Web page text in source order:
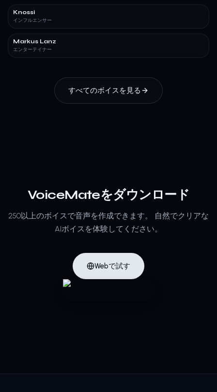
Knossi
インフルエンサー
Markus Lanz
エンターテイナー
すべてのボイスを見る
VoiceMateをダウンロード
250以上のボイスで音声を作成できます。
自然でクリアな
AIボイスを体験してください。
Webで試す